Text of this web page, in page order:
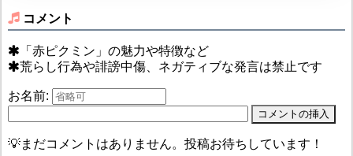
コメント
「赤ピクミン」の魅力や特徴など
荒らし行為や誹謗中傷、ネガティブな発言は禁止です
お名前:
💡まだコメントはありません。投稿お待ちしています！